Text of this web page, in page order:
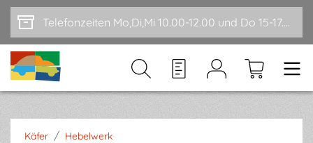
Zum Hauptinhalt springen Telefonzeiten Mo,Di,Mi 10.00-12.00 und Do 15-17.00
Käfer / Hebelwerk